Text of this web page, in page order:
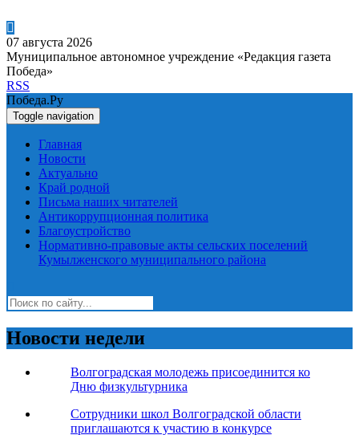
07 августа 2026
Муниципальное автономное учреждение «Редакция газета
Победа»
RSS
Победа.Ру
Toggle navigation
Главная
Новости
Актуально
Край родной
Письма наших читателей
Антикоррупционная политика
Благоустройство
Нормативно-правовые акты сельских поселений
Кумылженского муниципального района
Новости недели
Волгоградская молодежь присоединится ко
Дню физкультурника
Сотрудники школ Волгоградской области
приглашаются к участию в конкурсе